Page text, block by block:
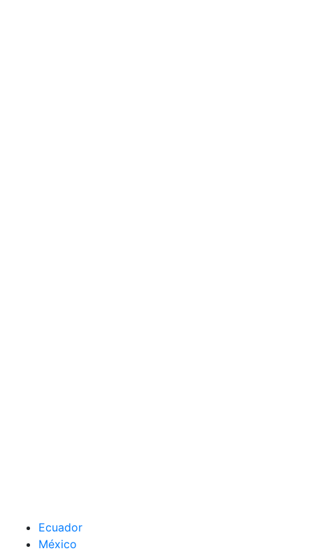
Ecuador
México